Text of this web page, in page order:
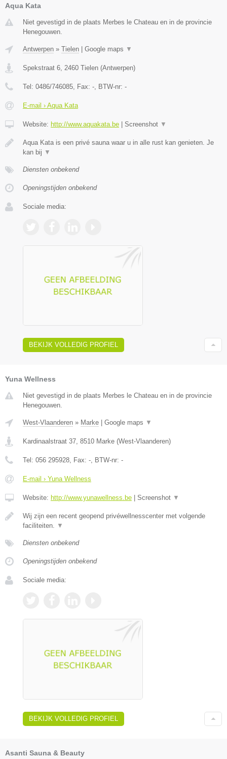
Aqua Kata
Niet gevestigd in de plaats Merbes le Chateau en in de provincie
Henegouwen.
Antwerpen » Tielen | Google maps ▼
Spekstraat 6 2460 Tielen (Antwerpen)
Tel: 0486/746085 , Fax: - , BTW-nr: -
E-mail › Aqua Kata
Website: http://www.aquakata.be | Screenshot ▼
Aqua Kata is een privé sauna waar u in alle rust kan genieten. Je
kan bij ▼
Diensten onbekend
Openingstijden onbekend
Sociale media:
BEKIJK VOLLEDIG PROFIEL
Yuna Wellness
Niet gevestigd in de plaats Merbes le Chateau en in de provincie
Henegouwen.
West-Vlaanderen » Marke Google maps ▼
Kardinaalstraat 37, 8510 Marke (West-Vlaanderen)
Tel: 056 295928, Fax: -, BTW-nr: -
E-mail › Yuna Wellness
Website: http://www.yunawellness.be Screenshot ▼
Wij zijn een recent geopend privéwellnesscenter met volgende
faciliteiten. ▼
Diensten onbekend
Openingstijden onbekend
Sociale media:
BEKIJK VOLLEDIG PROFIEL
Asanti Sauna & Beauty